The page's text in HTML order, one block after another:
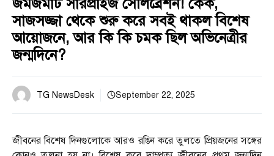
জমজমাট সারপ্রাইজ সেলিব্রেশন! কেক,
সাজসজ্জা থেকে শুরু করে সবই থাকল বিশেষ
আয়োজনে, আর কি কি চমক ছিল অভিনেত্রীর
জন্মদিনে?
TG NewsDesk September 22, 2025
জীবনের বিশেষ দিনগুলোকে আরও রঙিন করে তুলতে প্রিয়জনের সঙ্গের